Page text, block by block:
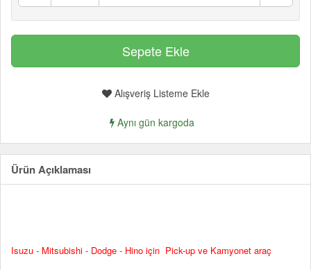
Alışveriş Listeme Ekle
Aynı gün kargoda
Ürün Açıklaması
Isuzu - Mitsubishi - Dodge - Hino için Pick-up ve Kamyonet araç